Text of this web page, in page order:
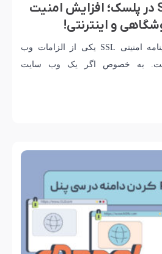
راهنمای نصب SSL در پلسک؛ افزایش امنیت
و اینترنتی!
خرید SSL و نصب گواهینامه امنیتی SSL یکی از الزامات وب
است. به خصوص اگر یک وب سایت